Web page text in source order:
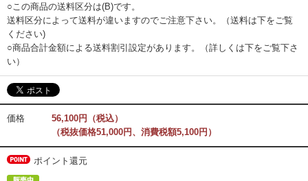
○この商品の送料区分は(B)です。
送料区分によって送料が違いますのでご注意下さい。（送料は下をご覧
ください)
○商品合計金額による送料割引設定があります。（詳しくは下をご覧下さ
い）
価格
56,100円（税込）
（税抜価格51,000円、消費税額5,100円）
ポイント還元